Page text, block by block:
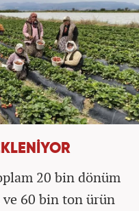
20 bin dönüm
ve 60 bin ton ürün